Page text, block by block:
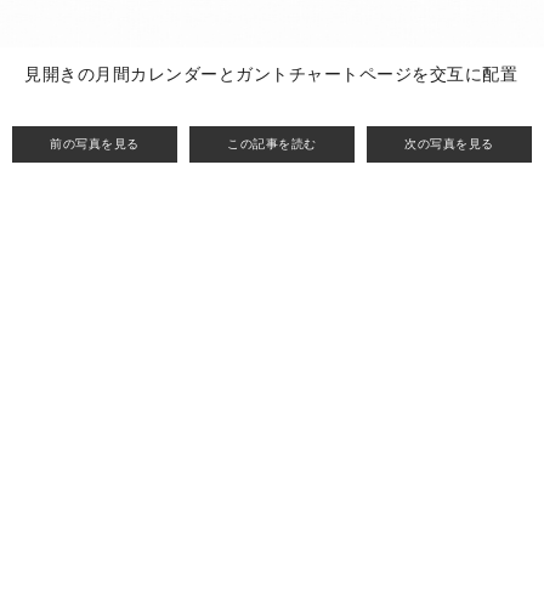
前の写真を見る この記事を読む 次の写真を見る
見開きの月間カレンダーとガントチャートページを交互に配置